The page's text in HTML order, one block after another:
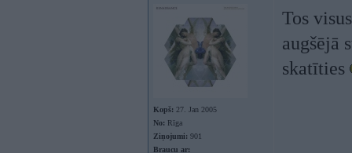
Kopš: 27. Jan 2005
No: Rīga
Ziņojumi: 901
Braucu ar:
Tos
augšējā
skatīties